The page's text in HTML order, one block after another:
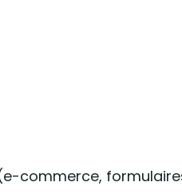
commerce,